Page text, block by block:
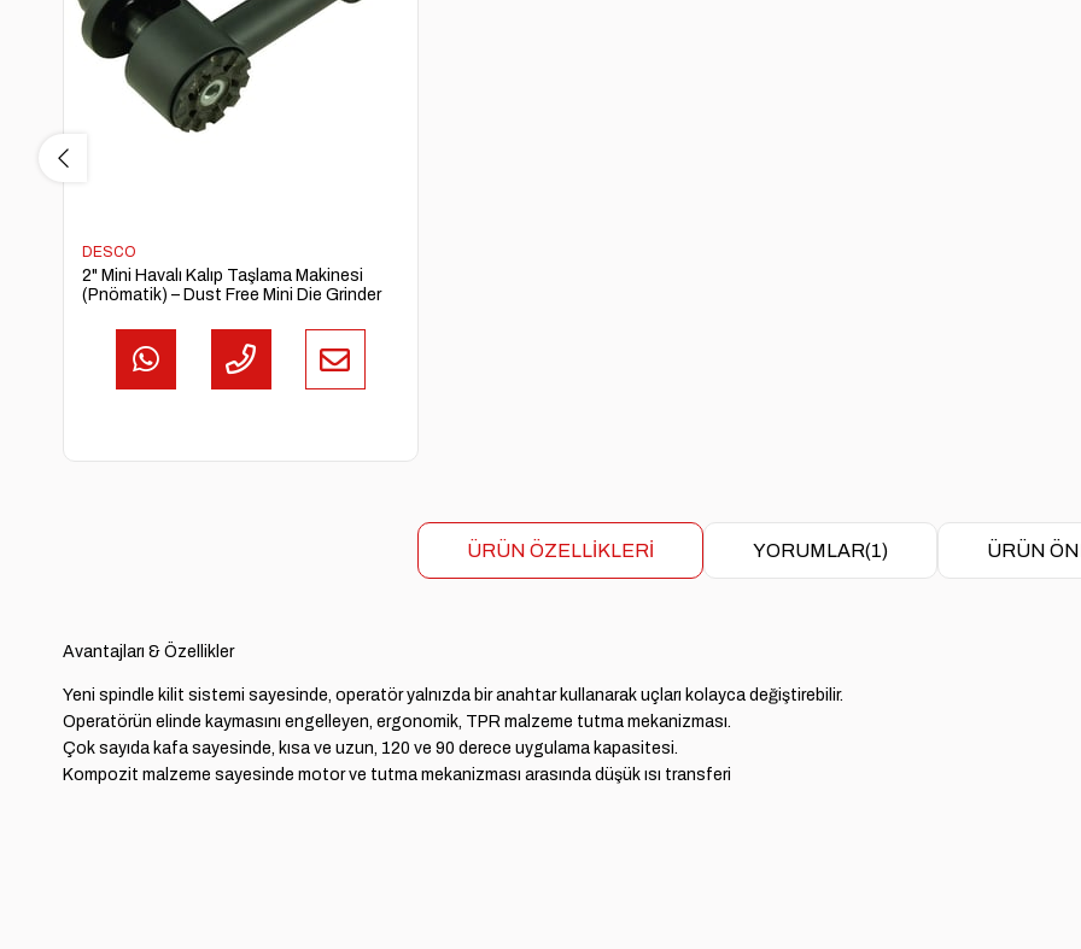
DESCO
2" Mini Havalı Kalıp Taşlama Makinesi
(Pnömatik) – Dust Free Mini Die Grinder
ÜRÜN ÖZELLIKLERI YORUMLAR(1) ÜRÜN
Avantajları & Özellikler
Yeni spindle kilit sistemi sayesinde, operatör yalnızda bir anahtar kullanarak uçları kolayca değiştirebilir.
Operatörün elinde kaymasını engelleyen, ergonomik, TPR malzeme tutma mekanizması.
Çok sayıda kafa sayesinde, kısa ve uzun, 120 ve 90 derece uygulama kapasitesi.
Kompozit malzeme sayesinde motor ve tutma mekanizması arasında düşük ısı transferi